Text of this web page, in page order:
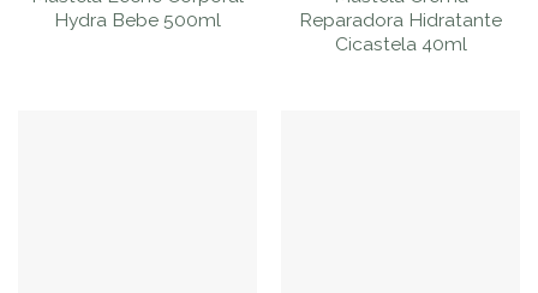
Hydra Bebe 500ml
Reparadora Hidratante
Cicastela 40ml